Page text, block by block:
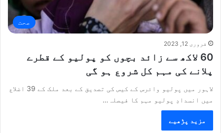
صحت
فروری 12, 2023
60 لاکھ سے زائد بچوں کو پولیو کے قطرے
پلانے کی مہم کل شروع ہو گی
لاہور میں پولیو وائرس کے کیس کی تصدیق کے بعد ملک کے 39 اضلاع
میں انسدادِ پولیو مہم کا فیصلہ…
مزید پڑھیے